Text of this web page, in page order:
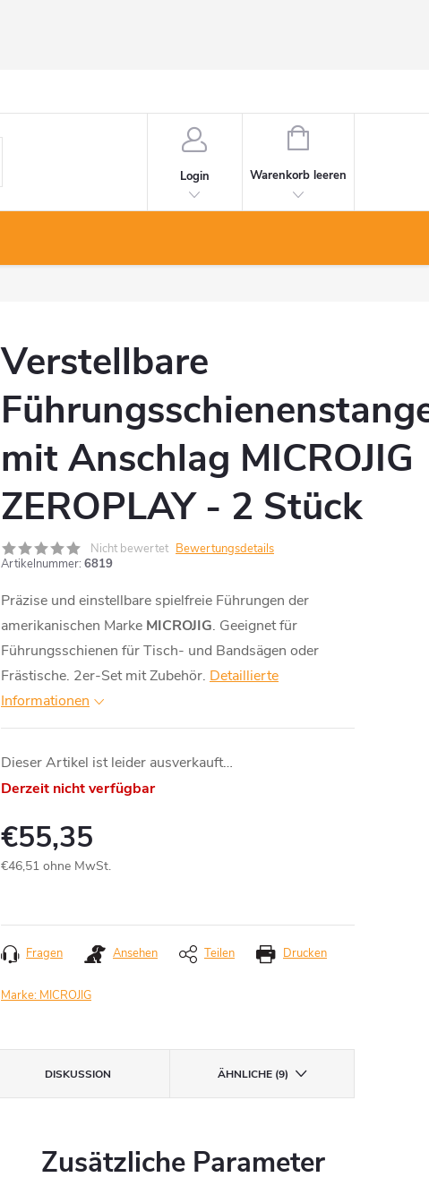
Login
WARENKORB
Warenkorb leeren
Verstellbare
mit Anschlag MICROJIG
ZEROPLAY - 2 Stück
Nicht bewertet Bewertungsdetails
Artikelnummer: 6819
Präzise und einstellbare spielfreie Führungen der
amerikanischen Marke MICROJIG. Geeignet für
Führungsschienen für Tisch- und Bandsägen oder
Frästische. 2er-Set mit Zubehör. Detaillierte
Informationen
Dieser Artikel ist leider ausverkauft…
Derzeit nicht verfügbar
€55,35
€46,51 ohne MwSt.
Drucken
Fragen Ansehen Teilen
Marke: MICROJIG
DISKUSSION ÄHNLICHE (9)
Zusätzliche Parameter